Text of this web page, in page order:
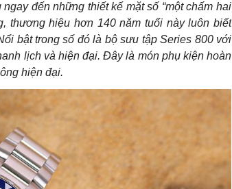
đến những thiết kế mặt số “một chấm hai
thương hiệu hơn 140 năm tuổi này luôn biết
bật trong số đó là bộ sưu tập Series 800 với
lịch và hiện đại. Đây là món phụ kiện hoàn
hiện đại.